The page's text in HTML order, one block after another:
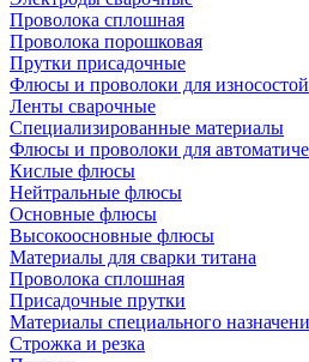
Проволока сплошная
Проволока порошковая
Прутки присадочные
Флюсы и проволоки для
Ленты сварочные
Специализированные материалы
Флюсы и проволоки для
Кислые флюсы
Нейтральные флюсы
Основные флюсы
Высокоосновные флюсы
Материалы для сварки титана
Проволока сплошная
Присадочные прутки
Материалы специального
Строжка и резка